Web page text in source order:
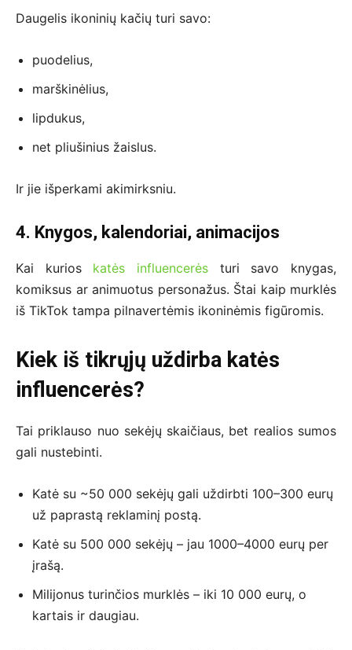
Daugelis ikoninių kačių turi savo:
puodelius,
marškinėlius,
lipdukus,
net pliušinius žaislus.
Ir jie išperkami akimirksniu.
4. Knygos, kalendoriai, animacijos
Kai kurios katės influencerės turi savo knygas,
komiksus ar animuotus personažus. Štai kaip murklės
iš TikTok tampa pilnavertėmis ikoninėmis figūromis.
Kiek iš tikrųjų uždirba katės
influencerės?
Tai priklauso nuo sekėjų skaičiaus, bet realios sumos
gali nustebinti.
Katė su ~50 000 sekėjų gali uždirbti 100–300 eurų
už paprastą reklaminį postą.
Katė su 500 000 sekėjų – jau 1000–4000 eurų per
įrašą.
Milijonus turinčios murklės – iki 10 000 eurų, o
kartais ir daugiau.